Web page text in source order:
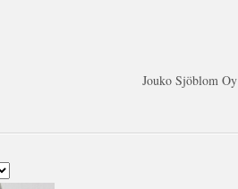
Jouko Sjöblom Oy